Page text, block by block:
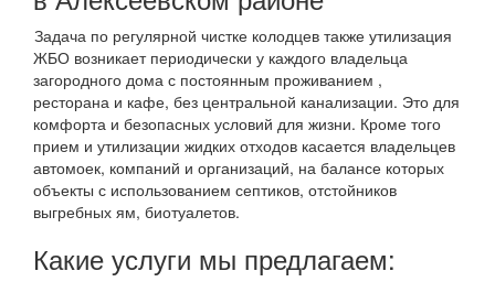
Задача по регулярной чистке колодцев также утилизация
ЖБО возникает периодически у каждого владельца
загородного дома с постоянным проживанием ,
ресторана и кафе, без центральной канализации. Это для
комфорта и безопасных условий для жизни. Кроме того
прием и утилизации жидких отходов касается владельцев
автомоек, компаний и организаций, на балансе которых
объекты с использованием септиков, отстойников
выгребных ям, биотуалетов.
Какие услуги мы предлагаем: